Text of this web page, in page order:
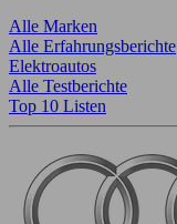
Alle Marken
Alle Erfahrungsberichte
Elektroautos
Alle Testberichte
Top 10 Listen